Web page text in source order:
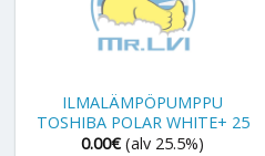
ILMALÄMPÖPUMPPU
TOSHIBA POLAR WHITE+ 25
0.00€ (alv 25.5%)